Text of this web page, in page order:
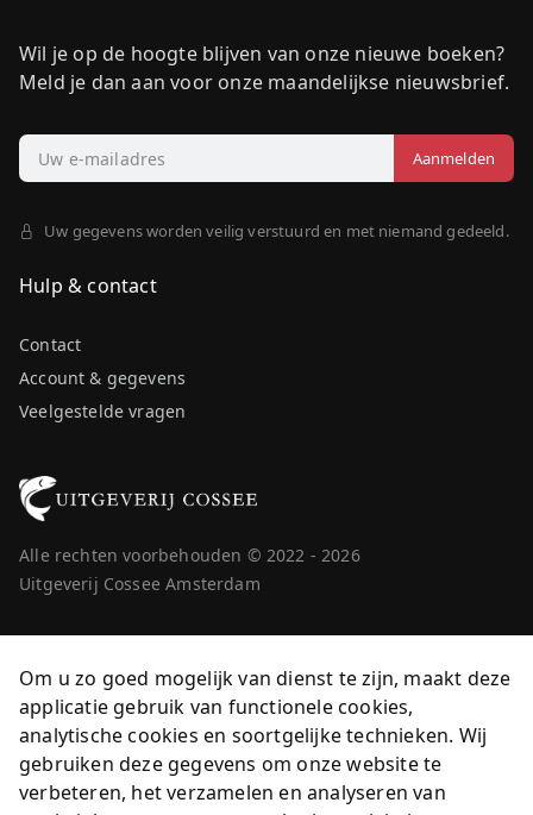
Wil je op de hoogte blijven van onze nieuwe boeken?
Meld je dan aan voor onze maandelijkse nieuwsbrief.
Uw gegevens worden veilig verstuurd en met niemand gedeeld.
Hulp & contact
Account & gegevens
Veelgestelde vragen
Contact
Alle rechten voorbehouden © 2022 - 2026
Uitgeverij Cossee Amsterdam
Om u zo goed mogelijk van dienst te zijn, maakt deze
applicatie gebruik van functionele cookies,
analytische cookies en soortgelijke technieken. Wij
gebruiken deze gegevens om onze website te
verbeteren, het verzamelen en analyseren van